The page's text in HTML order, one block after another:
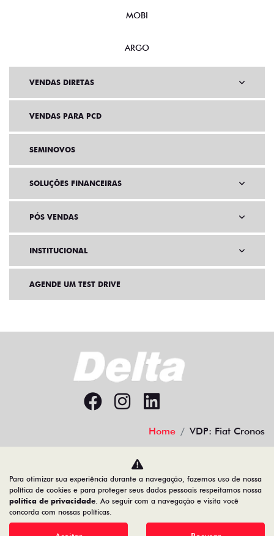
MOBI
ARGO
VENDAS DIRETAS
VENDAS PARA PCD
SEMINOVOS
SOLUÇÕES FINANCEIRAS
PÓS VENDAS
INSTITUCIONAL
AGENDE UM TEST DRIVE
Home VDP: Fiat Cronos
Desacelere. Seu bem maior é a vida.
Comercial de Veículos Delta Ltda
Para otimizar sua experiência durante a navegação, fazemos uso de nossa
política de cookies e para proteger seus dados pessoais respeitamos nossa
política de privacidade. Ao seguir com a navegação e visita você
concorda com nossas políticas.